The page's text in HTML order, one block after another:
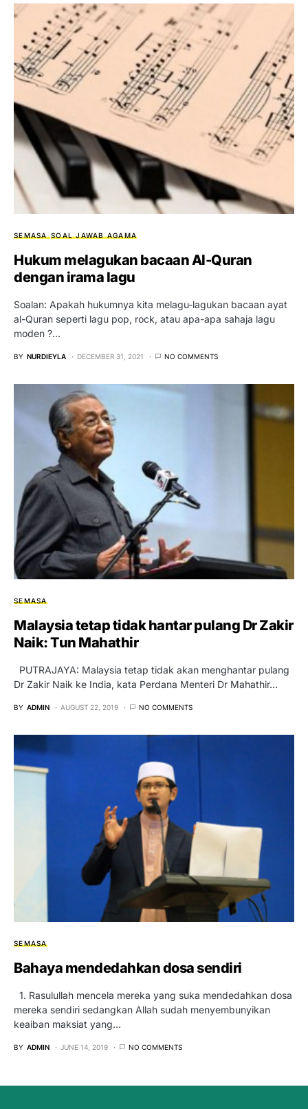
SEMASA SOAL JAWAB AGAMA
Hukum melagukan bacaan Al-Quran
dengan irama lagu
Soalan: Apakah hukumnya kita melagu-lagukan bacaan ayat
al-Quran seperti lagu pop, rock, atau apa-apa sahaja lagu
moden ?…
BY NURDIEYLA DECEMBER 31, 2021 NO COMMENTS
SEMASA
Malaysia tetap tidak hantar pulang Dr Zakir
Naik: Tun Mahathir
PUTRAJAYA: Malaysia tetap tidak akan menghantar pulang
Dr Zakir Naik ke India, kata Perdana Menteri Dr Mahathir…
BY ADMIN AUGUST 22, 2019 NO COMMENTS
SEMASA
Bahaya mendedahkan dosa sendiri
1. Rasulullah mencela mereka yang suka mendedahkan dosa
mereka sendiri sedangkan Allah sudah menyembunyikan
keaiban maksiat yang…
BY ADMIN JUNE 14, 2019 NO COMMENTS